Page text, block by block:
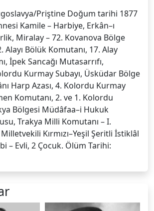
Priştine Doğum tarihi 1877
Kamile – Harbiye, Erkân–ı
Miralay – 72. Kovanova Bölge
Alayı Bölük Komutanı, 17. Alay
İpek Sancağı Mutasarrıfı,
Kurmay Subayı, Üsküdar Bölge
Harp Azası, 4. Kolordu Kurmay
Komutanı, 2. ve 1. Kolordu
Bölgesi Müdâfaa–i Hukuk
Trakya Milli Komutanı – I.
Kırmızı–Yeşil Şeritli İstiklâl
– Evli, 2 Çocuk. Ölüm Tarihi: